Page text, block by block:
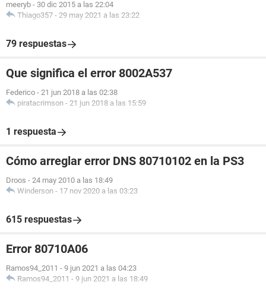
meeryb - 30 dic 2015 a las 22:04
Thiago357 - 29 may 2021 a las 23:22
79 respuestas
Que significa el error 8002A537
Federico - 21 jun 2018 a las 02:38
piratacrimson - 21 jun 2018 a las 15:59
1 respuesta
Cómo arreglar error DNS 80710102 en la PS3
Droos - 24 may 2010 a las 18:49
Winderson - 17 nov 2020 a las 03:23
615 respuestas
Error 80710A06
Ramos94_2011 - 9 jun 2021 a las 04:23
Ramos94_2011 - 9 jun 2021 a las 18:49